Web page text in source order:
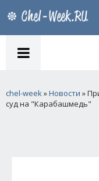
chel-week»Новости »
суд на "Карабашмедь"